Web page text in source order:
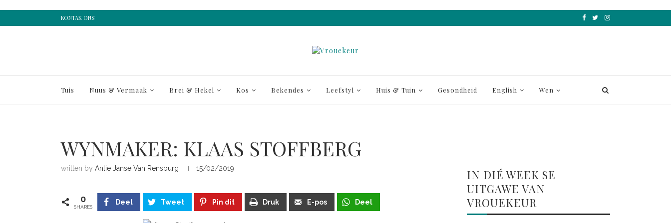
KONTAK ONS
Tuis Nuus & Vermaak Brei & Hekel Kos Bekendes Leefstyl Huis & Tuin Gesondheid English Wen
WYNMAKER: KLAAS STOFFBERG
written by Anlie Janse Van Rensburg 15/02/2019
0
SHARES
Deel Tweet Pin dit Druk E-pos Deel
IN DIÉ WEEK SE
UITGAWE VAN
VROUEKEUR